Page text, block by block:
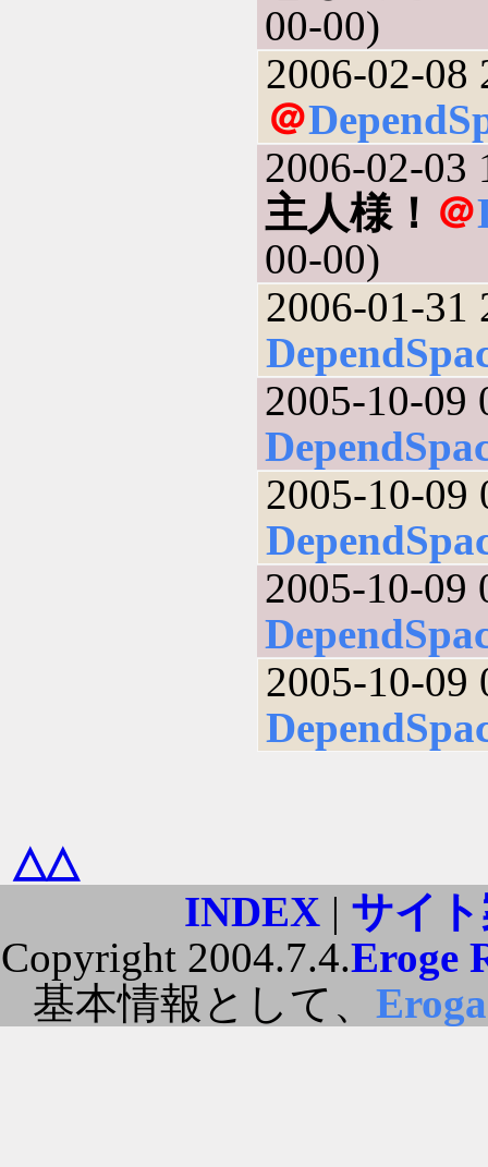
00-00)
2006-02-08
＠
2006-02-03
主人様！ ＠
00-00)
2006-01-31
2005-10-09
2005-10-09
2005-10-09
2005-10-09
△△
INDEX| サイ
Copyright 2004.7.4.Eroge
基本情報として、